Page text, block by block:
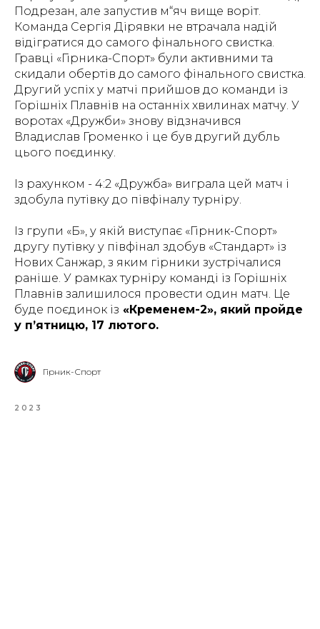
Подрезан, але запустив м“яч вище воріт.
Команда Сергія Дірявки не втрачала надій
відігратися до самого фінального свистка.
Гравці «Гірника-Спорт» були активними та
скидали обертів до самого фінального свистка.
Другий успіх у матчі прийшов до команди із
Горішніх Плавнів на останніх хвилинах матчу. У
воротах «Дружби» знову відзначився
Владислав Громенко і це був другий дубль
цього поєдинку.
Із рахунком - 4:2 «Дружба» виграла цей матч і
здобула путівку до півфіналу турніру.
Із групи «Б», у якій виступає «Гірник-Спорт»
другу путівку у півфінал здобув «Стандарт» із
Нових Санжар, з яким гірники зустрічалися
раніше. У рамках турніру команді із Горішніх
Плавнів залишилося провести один матч. Це
буде поєдинок із «Кременем-2», який пройде
у п’ятницю, 17 лютого.
Гірник-Спорт
2023